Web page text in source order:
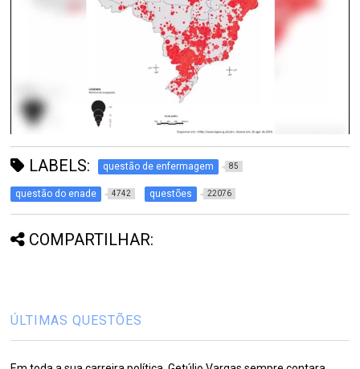
LABELS: questão de enfermagem 85
questão do enade 4742 questões 22076
COMPARTILHAR:
ÚLTIMAS QUESTÕES